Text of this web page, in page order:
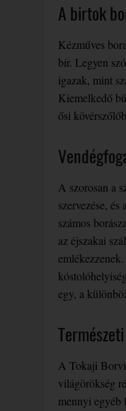
A birtok
Kézműves
bír. Legyen
igazak, mint
Kiemelkedő
ősi
A szorosan a
szervezése,
számos
az éjszakai
egy, a
A Tokaji
világörökség
mennyi egyéb